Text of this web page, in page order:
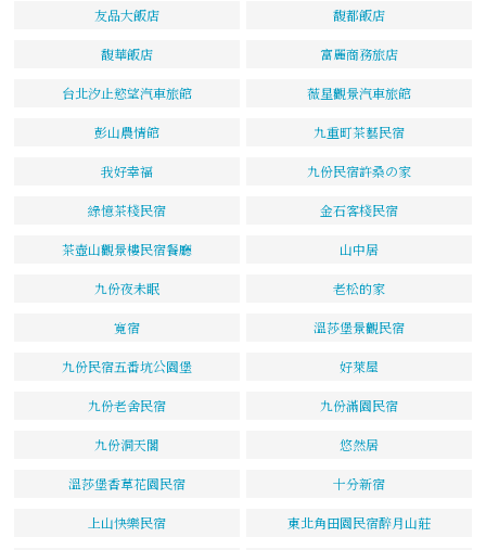
友品大飯店 馥都飯店
馥華飯店 富麗商務旅店
台北汐止慾望汽車旅館 薇星觀景汽車旅館
彭山農情館 九重町茶藝民宿
我好幸福 九份民宿許桑の家
綠憶茶棧民宿 金石客棧民宿
茶壺山觀景樓民宿餐廳 山中居
九份夜未眠 老松的家
寬宿 溫莎堡景觀民宿
九份民宿五番坑公園堡 好萊屋
九份老舍民宿 九份滿園民宿
九份洞天閣 悠然居
溫莎堡香草花園民宿 十分新宿
上山快樂民宿 東北角田園民宿醉月山莊